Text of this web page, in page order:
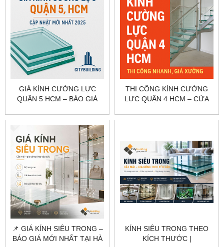
GIÁ KÍNH CƯỜNG LỰC
QUẬN 5 HCM – BÁO GIÁ
CITYBUILDING
THI CÔNG KÍNH CƯỜNG
LỰC QUẬN 4 HCM – CỬA
TẮM CITYBUILDING
📌 GIÁ KÍNH SIÊU TRONG –
BÁO GIÁ MỚI NHẤT TẠI HÀ
KÍNH SIÊU TRONG THEO
KÍCH THƯỚC |